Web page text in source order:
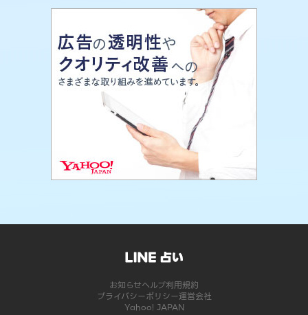
お知らせヘルプ利用規約
プライバシーポリシー運営会社
Yahoo! JAPAN